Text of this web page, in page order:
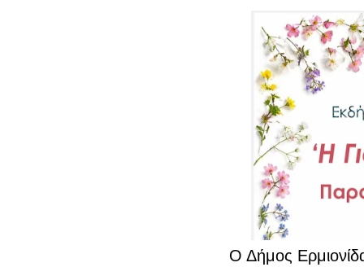
Ο Δήμος